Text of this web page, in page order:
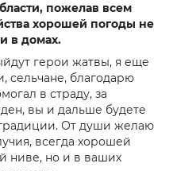
пожелав всем
хорошей погоды не
в домах.
герои жатвы, я еще
сельчане, благодарю
в страду, за
вы и дальше будете
От души желаю
всегда хорошей
ниве, но и в ваших